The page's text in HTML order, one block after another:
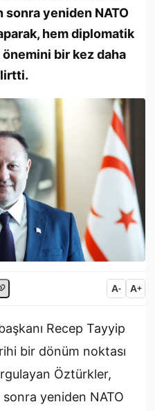
sonra yeniden NATO
hem diplomatik
bir kez daha
A- A+
Recep Tayyip
bir dönüm noktası
Öztürkler,
sonra yeniden NATO